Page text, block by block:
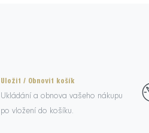
Uložit / Obnovit košík
Ukládání a obnova vašeho nákupu
po vložení do košíku.